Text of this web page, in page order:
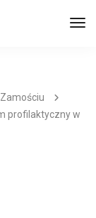
profilaktyczny w